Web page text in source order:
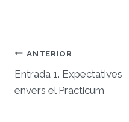
Navegació
d'entrades
ANTERIOR
Entrada 1. Expectatives
envers el Pràcticum